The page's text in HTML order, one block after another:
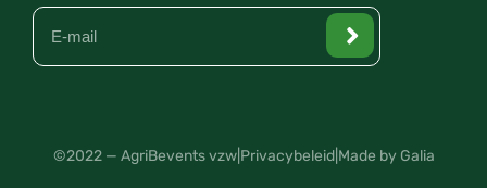
©2022 — AgriBevents vzw| Privacybeleid| Made by Galia